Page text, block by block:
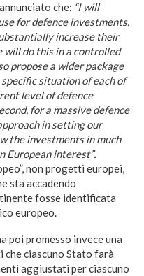
che: “I will
for defence investments.
increase their
will do this in a controlled
propose a wider package
situation of each of
level of defence
for a massive defence
in setting our
the investments in much
European interest”.
non progetti europei,
sta accadendo
fosse identificata
europeo.
poi promesso invece una
che ciascuno Stato farà
aggiustati per ciascuno